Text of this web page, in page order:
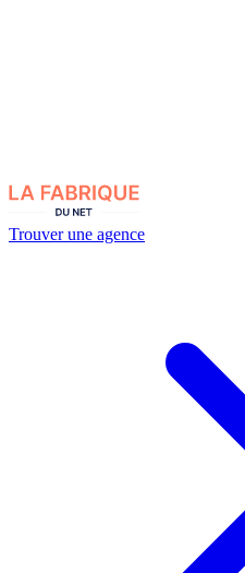
Trouver une agence